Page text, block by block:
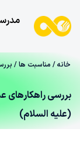
خانه/ مناسبت ها/
بررسی راهکارهای
(علیه السلام)